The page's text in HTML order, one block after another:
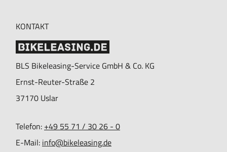
KONTAKT
BLS Bikeleasing-Service GmbH & Co. KG
Ernst-Reuter-Straße 2
37170 Uslar
Telefon: +49 55 71 / 30 26 - 0
E-Mail: info@bikeleasing.de